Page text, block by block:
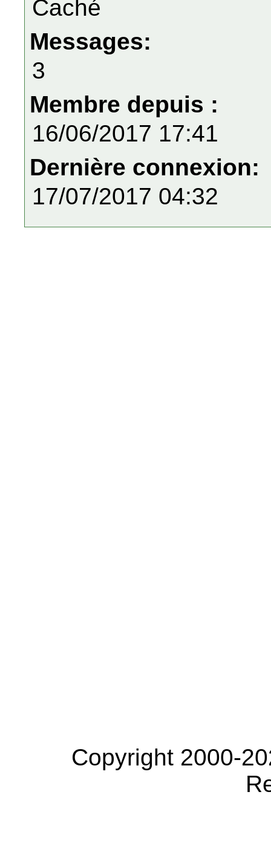
Caché
Messages:
3
Membre depuis :
16/06/2017 17:41
Dernière connexion:
17/07/2017 04:32
Copyright 2000-